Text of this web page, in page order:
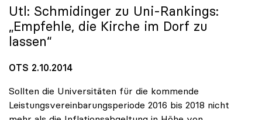
Utl: Schmidinger zu Uni-Rankings:
„Empfehle, die Kirche im Dorf zu
lassen“
OTS 2.10.2014
Sollten die Universitäten für die kommende
Leistungsvereinbarungsperiode 2016 bis 2018 nicht